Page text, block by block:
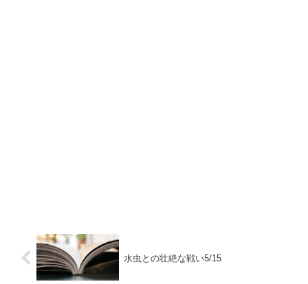
水虫との壮絶な戦い5/15